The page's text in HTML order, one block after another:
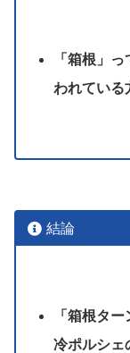
「箱根」
われている
結論
「箱根タ
冷ポルシェ